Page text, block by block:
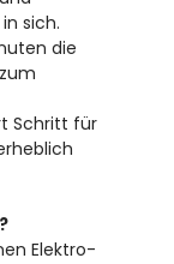
sich.
die
Schritt für
Elektro-